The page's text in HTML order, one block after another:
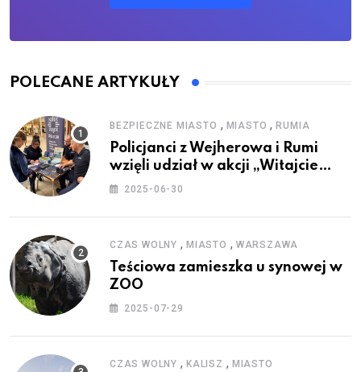
POLECANE ARTYKUŁY
BEZPIECZNE MIASTO , MIASTO ,RUMIA
Policjanci z Wejherowa i Rumi
wzięli udział w akcji „Witajcie
Wakacje”
2025-06-30
CZAS WOLNY , MIASTO , WARSZAWA
Teściowa zamieszka u synowej w
ZOO
2025-07-29
CZAS WOLNY , KALISZ , MIASTO